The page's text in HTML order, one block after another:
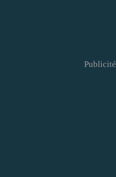
Publicité